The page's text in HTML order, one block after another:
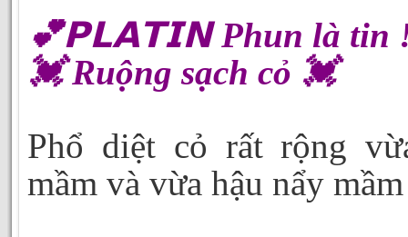
💕𝗣𝗟𝗔𝗧𝗜𝗡 Phun là tin
💓 Ruộng sạch cỏ 💓
Phổ diệt cỏ rất rộng
mầm và vừa hậu nẩy